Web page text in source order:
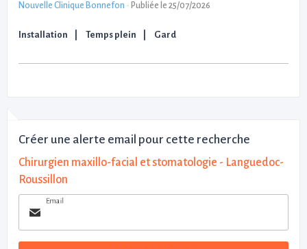
Nouvelle Clinique Bonnefon - Publiée le 25/07/2026
Installation Temps plein Gard
Créer une alerte email pour cette recherche
Chirurgien maxillo-facial et stomatologie - Languedoc-
Roussillon
Email